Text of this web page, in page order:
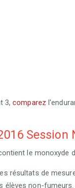
3,comparez
Session
le monoxyde
résultats de
élèves non-fumeurs.